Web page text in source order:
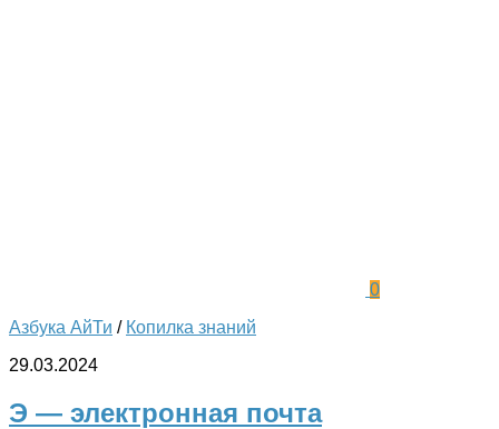
0
Азбука АйТи / Копилка знаний
29.03.2024
Э — электронная почта